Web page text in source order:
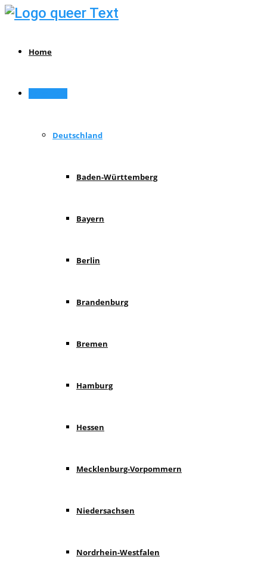
Home
Deutschland
Baden-Württemberg
Bayern
Berlin
Brandenburg
Bremen
Hamburg
Hessen
Mecklenburg-Vorpommern
Niedersachsen
Nordrhein-Westfalen